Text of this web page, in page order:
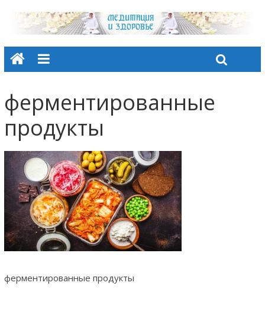
ферментированные
продукты
ферментированные продукты